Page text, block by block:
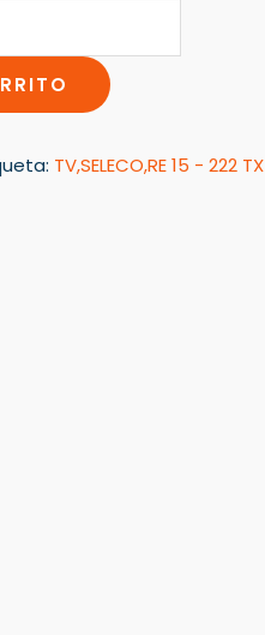
TV,SELECO,RE 15 - 222 TX